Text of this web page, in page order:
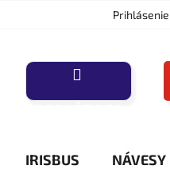
Prihlásenie
IRISBUS NÁVESY